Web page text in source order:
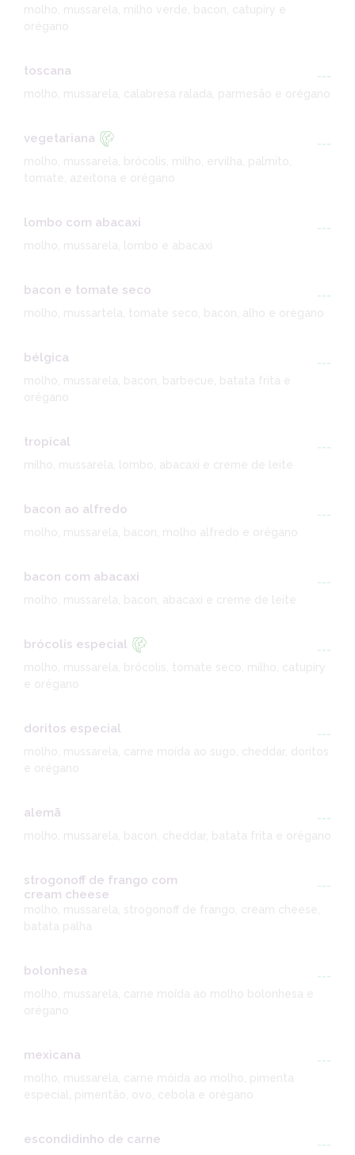
molho, mussarela, milho verde, bacon, catupiry e
toscana
---
molho, mussarela, calabresa ralada, parmesão e orégano
vegetariana
---
molho, mussarela, brócolis, milho, ervilha, palmito,
lombo com abacaxi
---
molho, mussarela, lombo e abacaxi
bacon e tomate seco
---
molho, mussartela, tomate seco, bacon, alho e orégano
bélgica
---
molho, mussarela, bacon, barbecue, batata frita e
tropical
---
milho, mussarela, lombo, abacaxi e creme de leite
bacon ao alfredo
---
molho, mussarela, bacon, molho alfredo e orégano
bacon com abacaxi
---
molho, mussarela, bacon, abacaxi e creme de leite
brócolis especial
---
molho, mussarela, brócolis, tomate seco, milho, catupiry
doritos especial
---
molho, mussarela, carne moída ao sugo, cheddar, doritos
alemã
---
molho, mussarela, bacon, cheddar, batata frita e orégano
strogonoff de frango com
cream cheese
---
molho, mussarela, strogonoff de frango, cream cheese,
bolonhesa
---
molho, mussarela, carne moída ao molho bolonhesa e
mexicana
---
molho, mussarela, carne móida ao molho, pimenta
especial, pimentão, ovo, cebola e orégano
escondidinho de carne
---